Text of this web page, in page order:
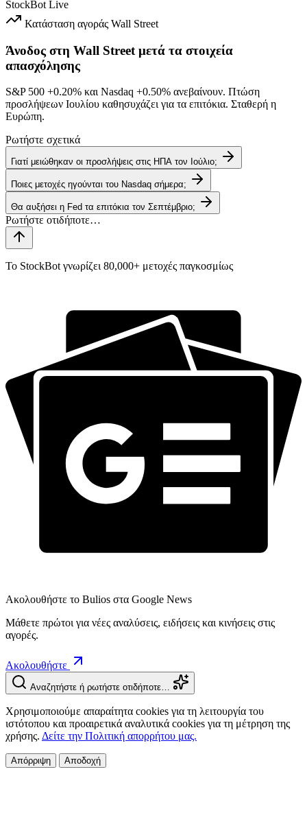
StockBot Live
Κατάσταση αγοράς Wall Street
Άνοδος στη Wall Street μετά τα στοιχεία
απασχόλησης
S&P 500 +0.20% και Nasdaq +0.50% ανεβαίνουν. Πτώση
προσλήψεων Ιουλίου καθησυχάζει για τα επιτόκια. Σταθερή η
Ευρώπη.
Ρωτήστε σχετικά
Γιατί μειώθηκαν οι προσλήψεις στις ΗΠΑ τον Ιούλιο;
Ποιες μετοχές ηγούνται του Nasdaq σήμερα;
Θα αυξήσει η Fed τα επιτόκια τον Σεπτέμβριο;
Το StockBot γνωρίζει 80,000+ μετοχές παγκοσμίως
Ακολουθήστε το Bulios στα Google News
Μάθετε πρώτοι για νέες αναλύσεις, ειδήσεις και κινήσεις στις
αγορές.
Ακολουθήστε
Αναζητήστε ή ρωτήστε οτιδήποτε…
Χρησιμοποιούμε απαραίτητα cookies για τη λειτουργία του
ιστότοπου και προαιρετικά αναλυτικά cookies για τη μέτρηση της
χρήσης. Δείτε την Πολιτική απορρήτου μας.
Απόρριψη Αποδοχή